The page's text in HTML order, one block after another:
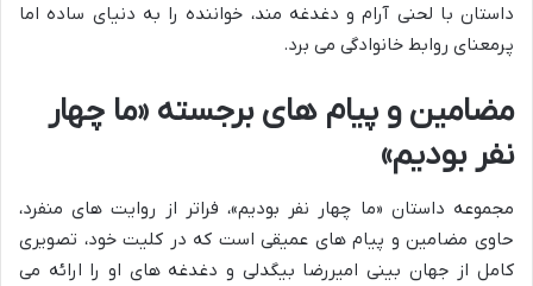
داستان با لحنی آرام و دغدغه مند، خواننده را به دنیای ساده اما
پرمعنای روابط خانوادگی می برد.
مضامین و پیام های برجسته «ما چهار
نفر بودیم»
مجموعه داستان «ما چهار نفر بودیم»، فراتر از روایت های منفرد،
حاوی مضامین و پیام های عمیقی است که در کلیت خود، تصویری
کامل از جهان بینی امیررضا بیگدلی و دغدغه های او را ارائه می